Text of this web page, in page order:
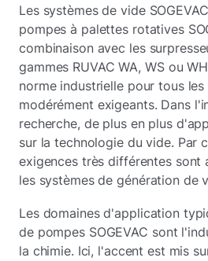
Les systèmes de vide
pompes à palettes rotatives
combinaison avec les
gammes RUVAC WA, WS ou
norme industrielle pour tous
modérément exigeants. Dans
recherche, de plus en plus
sur la technologie du vide. Par
exigences très différentes sont
les systèmes de génération de
Les domaines d'application
de pompes SOGEVAC sont
la chimie. Ici, l'accent est mis